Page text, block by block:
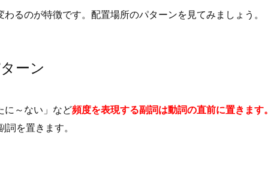
るのが特徴です。配置場所のパターンを見てみましょう。
ーン
に～ない」など頻度を表現する副詞は動詞の直前に置きます。
を置きます。